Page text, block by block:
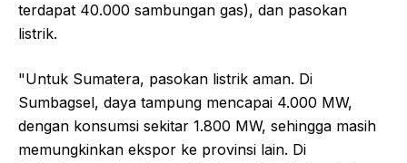
terdapat 40.000 sambungan gas), dan pasokan
listrik.
"Untuk Sumatera, pasokan listrik aman. Di
Sumbagsel, daya tampung mencapai 4.000 MW,
dengan konsumsi sekitar 1.800 MW, sehingga masih
memungkinkan ekspor ke provinsi lain. Di